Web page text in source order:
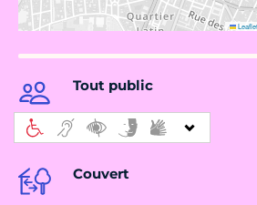
Leaflet
Tout public
Couvert